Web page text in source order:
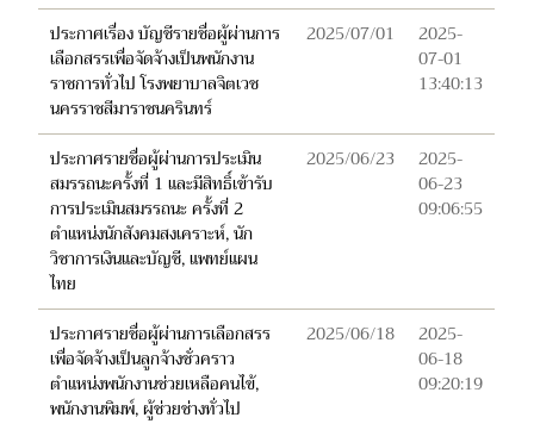
ประกาศเรื่อง บัญชีรายชื่อผู้ผ่านการ
เลือกสรรเพื่อจัดจ้างเป็นพนักงาน
ราชการทั่วไป โรงพยาบาลจิตเวช
นครราชสีมาราชนครินทร์
2025/07/01
2025-
07-01
13:40:13
ประกาศรายชื่อผู้ผ่านการประเมิน
สมรรถนะครั้งที่ 1 และมีสิทธิ์เข้ารับ
การประเมินสมรรถนะ ครั้งที่ 2
ตำแหน่งนักสังคมสงเคราะห์, นัก
วิชาการเงินและบัญชี, แพทย์แผน
ไทย
2025/06/23
2025-
06-23
09:06:55
ประกาศรายชื่อผู้ผ่านการเลือกสรร
เพื่อจัดจ้างเป็นลูกจ้างชั่วคราว
ตำแหน่งพนักงานช่วยเหลือคนไข้,
พนักงานพิมพ์, ผู้ช่วยช่างทั่วไป
2025/06/18
2025-
06-18
09:20:19